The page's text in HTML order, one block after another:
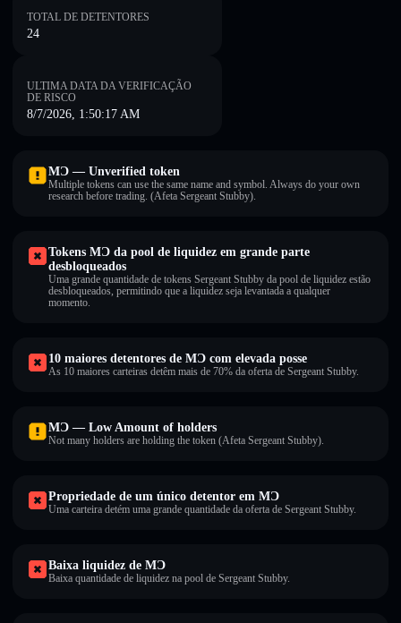
TOTAL DE DETENTORES
24
ULTIMA DATA DA VERIFICAÇÃO
DE RISCO
8/7/2026, 1:50:17 AM
MƆ — Unverified token
Multiple tokens can use the same name and symbol. Always do your own
research before trading. (Afeta Sergeant Stubby).
Tokens MƆ da pool de liquidez em grande parte
desbloqueados
Uma grande quantidade de tokens Sergeant Stubby da pool de liquidez estão
desbloqueados, permitindo que a liquidez seja levantada a qualquer
momento.
10 maiores detentores de MƆ com elevada posse
As 10 maiores carteiras detêm mais de 70% da oferta de Sergeant Stubby.
MƆ — Low Amount of holders
Not many holders are holding the token (Afeta Sergeant Stubby).
Propriedade de um único detentor em MƆ
Uma carteira detém uma grande quantidade da oferta de Sergeant Stubby.
Baixa liquidez de MƆ
Baixa quantidade de liquidez na pool de Sergeant Stubby.